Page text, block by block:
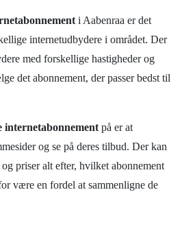
i Aabenraa er det
internetudbydere i området. Der
med forskellige hastigheder og
det abonnement, der passer bedst til
internetabonnement på er at
og se på deres tilbud. Der kan
priser alt efter, hvilket abonnement
være en fordel at sammenligne de